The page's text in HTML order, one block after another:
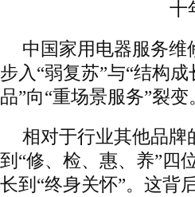
十
中国家用电器服务维
步入“弱复苏”与“结构
品”向“重场景服务”裂变
相对于行业其他品牌
到“修、检、惠、养”四
长到“终身关怀”。这背